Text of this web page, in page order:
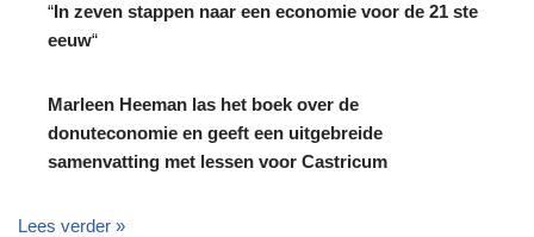
“In zeven stappen naar een economie voor de 21 ste
eeuw“
Marleen Heeman las het boek over de
donuteconomie en geeft een uitgebreide
samenvatting met lessen voor Castricum
Lees verder »